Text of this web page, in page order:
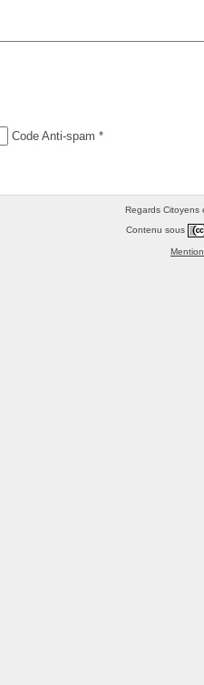
Code Anti-spam *
Regards Citoyens
Contenu sous